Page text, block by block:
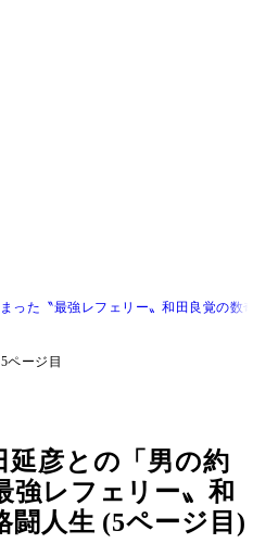
った〝最強レフェリー〟和田良覚の数
5ページ目
延彦との「男の約
強レフェリー〟和
闘人生 (5ページ目)